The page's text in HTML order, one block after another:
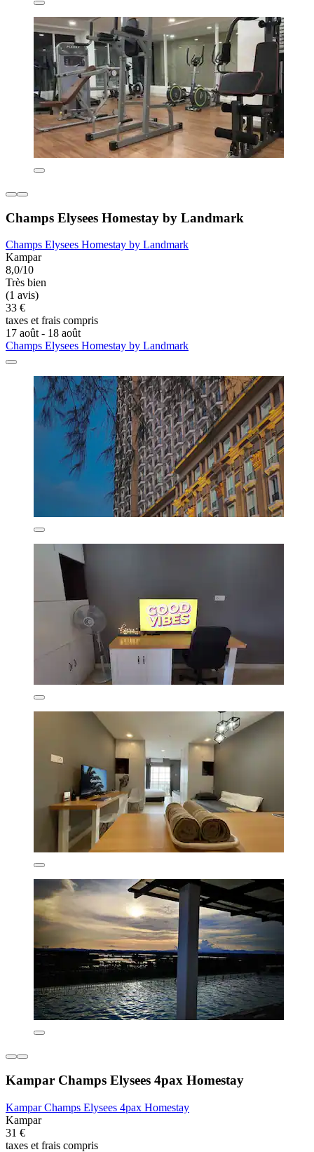
Champs Elysees Homestay by Landmark
Champs Elysees Homestay by Landmark
Kampar
8,0/10
Très bien
(1 avis)
33 €
taxes et frais compris
17 août - 18 août
Champs Elysees Homestay by Landmark
Kampar Champs Elysees 4pax Homestay
Kampar Champs Elysees 4pax Homestay
Kampar
31 €
taxes et frais compris